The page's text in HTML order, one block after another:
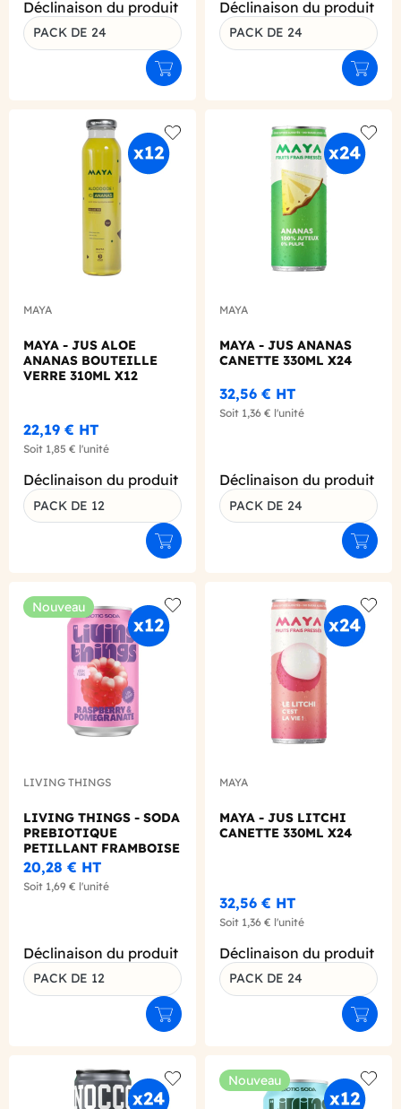
Déclinaison du produit
PACK DE 24
Ajouter au panier
Déclinaison du produit
PACK DE 24
Add to wishlist
MAYA
MAYA - JUS ALOE
ANANAS BOUTEILLE
VERRE 310ML X12
22,19 € HT
Soit 1,85 € l'unité
Déclinaison du produit
PACK DE 12
Ajouter au panier
Add
MAYA
MAYA - JUS ANANAS
CANETTE 330ML X24
32,56 € HT
Soit 1,36 € l'unité
Déclinaison du produit
PACK DE 24
Nouveau
Add to wishlist
LIVING THINGS
LIVING THINGS - SODA
PREBIOTIQUE
PETILLANT FRAMBOISE
GRENADE 330ML X12
20,28 € HT
Soit 1,69 € l'unité
Déclinaison du produit
PACK DE 12
Ajouter au panier
Add
MAYA
MAYA - JUS LITCHI
CANETTE 330ML X24
32,56 € HT
Soit 1,36 € l'unité
Déclinaison du produit
PACK DE 24
Add to wishlist
Nouveau
Add